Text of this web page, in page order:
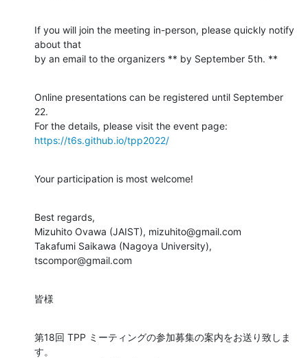
If you will join the meeting in-person, please quickly notify
about that
by an email to the organizers ** by September 5th. **
Online presentations can be registered until September
22.
https://t6s.github.io/tpp2022/
Your participation is most welcome!
Best regards,
Mizuhito Ovawa (JAIST), mizuhito@gmail.com
Takafumi Saikawa (Nagoya University),
tscompor@gmail.com
皆様
第18回 TPP ミーティングの参加募集の案内をお送り致しま
す。